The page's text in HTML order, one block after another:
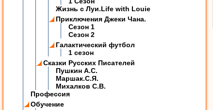
Жизнь с Луи.Life with Louie
Приключения Джеки Чана.
Сезон 1
Сезон 2
Галактический футбол
1 сезон
Сказки Русских Писателей
Пушкин А.С.
Маршак.С.Я.
Михалков С.В.
Профессия
Обучение